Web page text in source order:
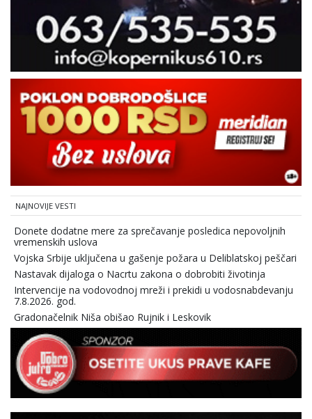
NAJNOVIJE VESTI
Donete dodatne mere za sprečavanje posledica nepovoljnih
vremenskih uslova
Vojska Srbije uključena u gašenje požara u Deliblatskoj peščari
Nastavak dijaloga o Nacrtu zakona o dobrobiti životinja
Intervencije na vodovodnoj mreži i prekidi u vodosnabdevanju
7.8.2026. god.
Gradonačelnik Niša obišao Rujnik i Leskovik